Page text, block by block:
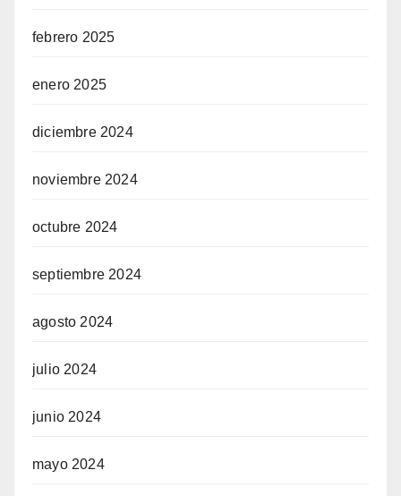
febrero 2025
enero 2025
diciembre 2024
noviembre 2024
octubre 2024
septiembre 2024
agosto 2024
julio 2024
junio 2024
mayo 2024